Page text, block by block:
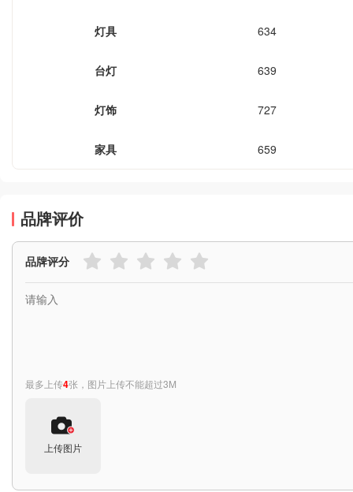
灯具 634
台灯 639
灯饰 727
家具 659
品牌评价
品牌评分
最多上传4张，图片上传不能超过3M
上传图片